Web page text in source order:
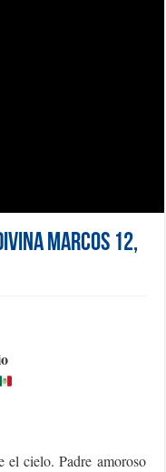
Marcos 12,
el cielo. Padre amoroso